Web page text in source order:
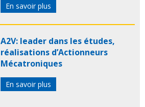
En savoir plus
A2V: leader dans les études,
réalisations d’Actionneurs
Mécatroniques
En savoir plus